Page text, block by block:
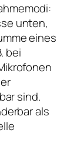
unten,
eines
bei
sind.
als